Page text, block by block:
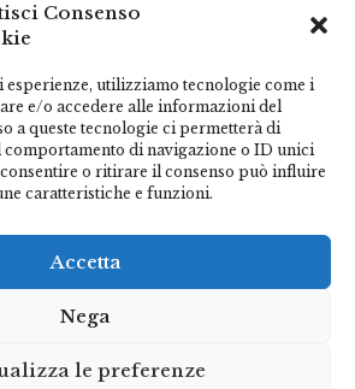
Consenso
utilizziamo tecnologie come i
e/o accedere alle informazioni del
a queste tecnologie ci permetterà di
comportamento di navigazione o ID unici
o ritirare il consenso può influire
caratteristiche e funzioni.
Accetta
Nega
le preferenze